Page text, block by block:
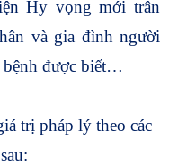
Hy vọng mới trân
và gia đình người
bệnh được biết…
trị pháp lý theo các